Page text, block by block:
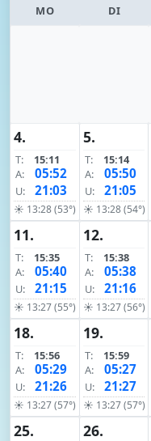
MO DI
4.
T:
15:11
A:
05:52
U: 21:03
☀ 13:28 (53°)
5.
T:
15:14
A:
05:50
U: 21:05
☀ 13:28 (54°)
11.
T:
15:35
A:
05:40
U: 21:15
☀ 13:27 (55°)
12.
T:
15:38
A:
05:38
U: 21:16
☀ 13:27 (56°)
18.
T:
15:56
A:
05:29
U: 21:26
☀ 13:27 (57°)
19.
T:
15:59
A:
05:27
U: 21:27
☀ 13:27 (57°)
25. 26.